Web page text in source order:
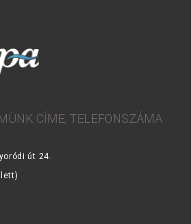
CÍME, TELEFONSZÁMA
út 24.